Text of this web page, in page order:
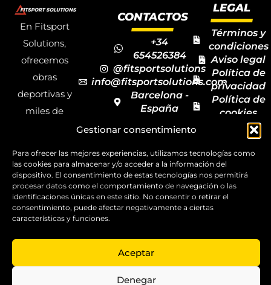
Gestionar consentimiento
Para ofrecer las mejores experiencias, utilizamos tecnologías como
las cookies para almacenar y/o acceder a la información del
dispositivo. El consentimiento de estas tecnologías nos permitirá
procesar datos como el comportamiento de navegación o las
identificaciones únicas en este sitio. No consentir o retirar el
consentimiento, puede afectar negativamente a ciertas
características y funciones.
Aceptar
Denegar
En Fitsport
Solutions,
ofrecemos
obras
deportivas y
miles de
deportivos
para todas las
disciplinas,
garantizando
Copyright ©
CONTACTOS
+34
654526384
@fitsportsolutions
info@fitsportsolutions.com
Barcelona -
España
de contacto
LEGAL
Términos y
condiciones
Aviso legal
Política de
privacidad
Política de
cookies
Mapa del
sitio